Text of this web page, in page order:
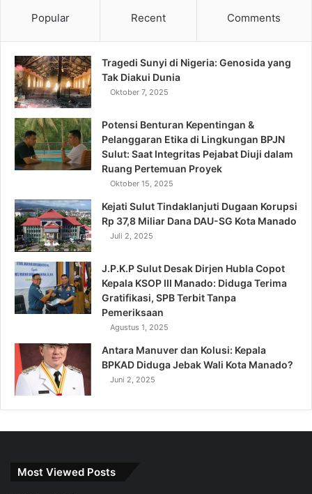
Popular Recent Comments
Tragedi Sunyi di Nigeria: Genosida yang
Tak Diakui Dunia
Oktober 7, 2025
Potensi Benturan Kepentingan &
Pelanggaran Etika di Lingkungan BPJN
Sulut: Saat Integritas Pejabat Diuji dalam
Ruang Pertemuan Proyek
Oktober 15, 2025
Kejati Sulut Tindaklanjuti Dugaan Korupsi
Rp 37,8 Miliar Dana DAU-SG Kota Manado
Juli 2, 2025
J.P.K.P Sulut Desak Dirjen Hubla Copot
Kepala KSOP III Manado: Diduga Terima
Gratifikasi, SPB Terbit Tanpa
Pemeriksaan
Agustus 1, 2025
Antara Manuver dan Kolusi: Kepala
BPKAD Diduga Jebak Wali Kota Manado?
Juni 2, 2025
Most Viewed Posts